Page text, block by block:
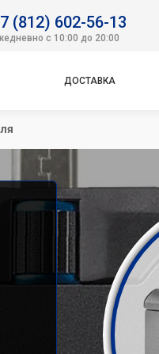
(812) 602-56-13
с 10:00 до 20:00
ДОСТАВКА